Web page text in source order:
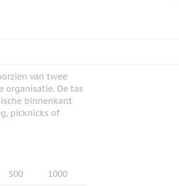
van twee
De tas
binnenkant
picknicks of
500 1000